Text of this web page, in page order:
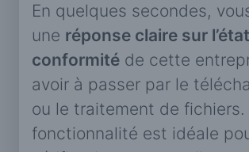
En quelques secondes,
une réponse claire sur
conformité de cette
avoir à passer par le
ou le traitement de
fonctionnalité est idéale